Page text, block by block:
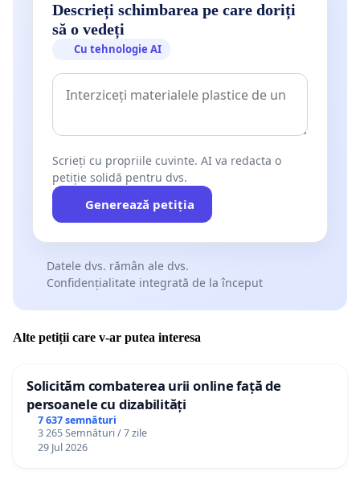
Descrieți schimbarea pe care doriți
să o vedeți
Cu tehnologie AI
Scrieți cu propriile cuvinte. AI va redacta o
petiție solidă pentru dvs.
Generează petiția
Datele dvs. rămân ale dvs.
Confidențialitate integrată de la început
Alte petiții care v-ar putea interesa
Solicităm combaterea urii online față de
persoanele cu dizabilități
7 637 semnături
3 265 Semnături / 7 zile
29 Jul 2026